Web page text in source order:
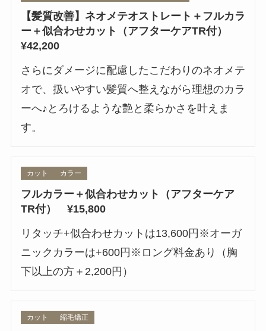
【髪質改善】ネオメテオストレート＋フルカラ
ー＋似合わせカット（アフターケアTR付）
¥42,200
さらにダメージに配慮したこだわりのネオメテ
オで、扱いやすい髪質へ整えながら理想のカラ
ーへ♪とろけるような艶と柔らかさを叶えま
す。
カット カラー
フルカラー＋似合わせカット（アフターケア
TR付） ¥15,800
リタッチ+似合わせカットは13,600円※オーガ
ニックカラーは+600円※ロング料金あり（胸
下以上の方＋2,200円）
カット 縮毛矯正